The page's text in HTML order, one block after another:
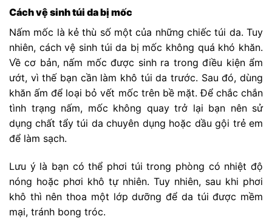
Cách vệ sinh túi da bị mốc
Nấm mốc là kẻ thù số một của những chiếc túi da. Tuy
nhiên, cách vệ sinh túi da bị mốc không quá khó khăn.
Về cơ bản, nấm mốc được sinh ra trong điều kiện ẩm
ướt, vì thế bạn cần làm khô túi da trước. Sau đó, dùng
khăn ấm để loại bỏ vết mốc trên bề mặt. Để chắc chắn
tình trạng nấm, mốc không quay trở lại bạn nên sử
dụng chất tẩy túi da chuyên dụng hoặc dầu gội trẻ em
để làm sạch.
Lưu ý là bạn có thể phơi túi trong phòng có nhiệt độ
nóng hoặc phơi khô tự nhiên. Tuy nhiên, sau khi phơi
khô thì nên thoa một lớp dưỡng để da túi được mềm
mại, tránh bong tróc.